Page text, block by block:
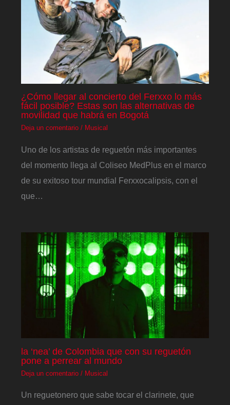
¿Cómo llegar al concierto del Ferxxo lo más
fácil posible? Estas son las alternativas de
movilidad que habrá en Bogotá
Deja un comentario / Musical
Uno de los artistas de reguetón más importantes
del momento llega al Coliseo MedPlus en el marco
de su exitoso tour mundial Ferxxocalipsis, con el
que…
la ‘nea’ de Colombia que con su reguetón
pone a perrear al mundo
Deja un comentario / Musical
Un reguetonero que sabe tocar el clarinete, que